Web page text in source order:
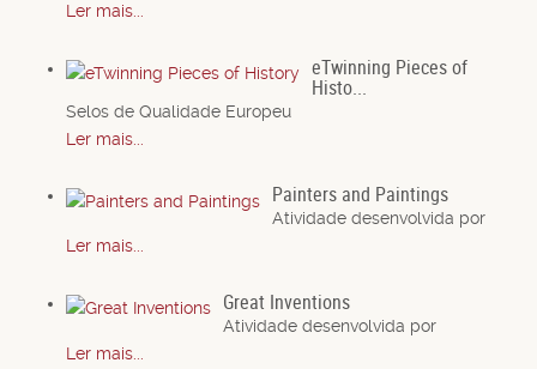
Ler mais...
eTwinning Pieces of
Histo...
Selos de Qualidade Europeu
Ler mais...
Painters and Paintings
Atividade desenvolvida por
Ler mais...
Great Inventions
Atividade desenvolvida por
Ler mais...